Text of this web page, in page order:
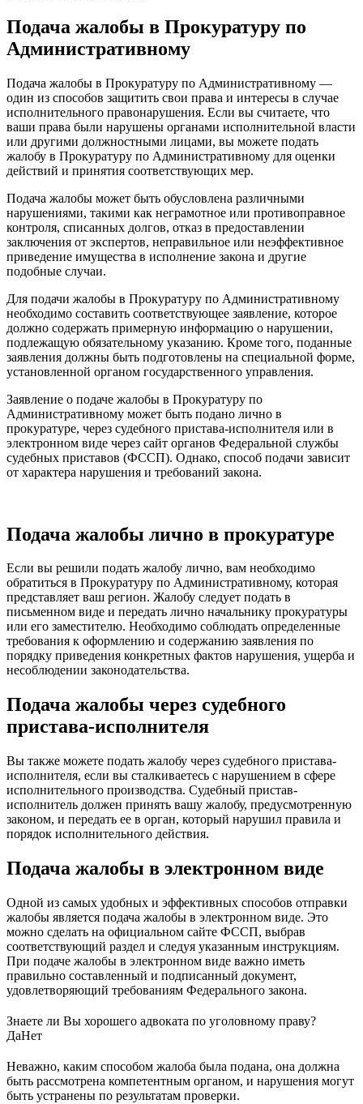
Подача жалобы в Прокуратуру по
Административному
Подача жалобы в Прокуратуру по Административному —
один из способов защитить свои права и интересы в случае
исполнительного правонарушения. Если вы считаете, что
ваши права были нарушены органами исполнительной власти
или другими должностными лицами, вы можете подать
жалобу в Прокуратуру по Административному для оценки
действий и принятия соответствующих мер.
Подача жалобы может быть обусловлена различными
нарушениями, такими как неграмотное или противоправное
контроля, списанных долгов, отказ в предоставлении
заключения от экспертов, неправильное или неэффективное
приведение имущества в исполнение закона и другие
подобные случаи.
Для подачи жалобы в Прокуратуру по Административному
необходимо составить соответствующее заявление, которое
должно содержать примерную информацию о нарушении,
подлежащую обязательному указанию. Кроме того, поданные
заявления должны быть подготовлены на специальной форме,
установленной органом государственного управления.
Заявление о подаче жалобы в Прокуратуру по
Административному может быть подано лично в
прокуратуре, через судебного пристава-исполнителя или в
электронном виде через сайт органов Федеральной службы
судебных приставов (ФССП). Однако, способ подачи зависит
от характера нарушения и требований закона.
Подача жалобы лично в прокуратуре
Если вы решили подать жалобу лично, вам необходимо
обратиться в Прокуратуру по Административному, которая
представляет ваш регион. Жалобу следует подать в
письменном виде и передать лично начальнику прокуратуры
или его заместителю. Необходимо соблюдать определенные
требования к оформлению и содержанию заявления по
порядку приведения конкретных фактов нарушения, ущерба и
несоблюдении законодательства.
Подача жалобы через судебного
пристава-исполнителя
Вы также можете подать жалобу через судебного пристава-
исполнителя, если вы сталкиваетесь с нарушением в сфере
исполнительного производства. Судебный пристав-
исполнитель должен принять вашу жалобу, предусмотренную
законом, и передать ее в орган, который нарушил правила и
порядок исполнительного действия.
Подача жалобы в электронном виде
Одной из самых удобных и эффективных способов отправки
жалобы является подача жалобы в электронном виде. Это
можно сделать на официальном сайте ФССП, выбрав
соответствующий раздел и следуя указанным инструкциям.
При подаче жалобы в электронном виде важно иметь
правильно составленный и подписанный документ,
удовлетворяющий требованиям Федерального закона.
Знаете ли Вы хорошего адвоката по уголовному праву?
ДаНет
Неважно, каким способом жалоба была подана, она должна
быть рассмотрена компетентным органом, и нарушения могут
быть устранены по результатам проверки.